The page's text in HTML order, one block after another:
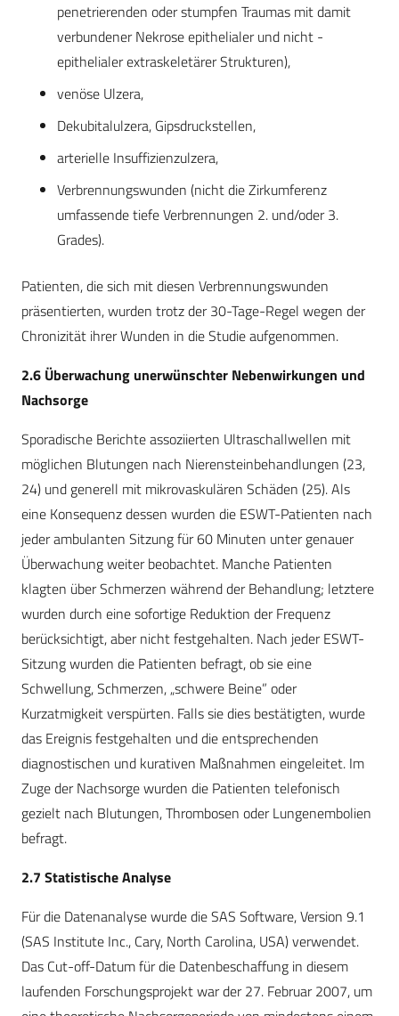
penetrierenden oder stumpfen Traumas mit damit
verbundener Nekrose epithelialer und nicht -
epithelialer extraskeletärer Strukturen),
venöse Ulzera,
Dekubitalulzera, Gipsdruckstellen,
arterielle Insuffizienzulzera,
Verbrennungswunden (nicht die Zirkumferenz
umfassende tiefe Verbrennungen 2. und/oder 3.
Grades).
Patienten, die sich mit diesen Verbrennungswunden
präsentierten, wurden trotz der 30-Tage-Regel wegen der
Chronizität ihrer Wunden in die Studie aufgenommen.
2.6 Überwachung unerwünschter Nebenwirkungen und
Nachsorge
Sporadische Berichte assoziierten Ultraschallwellen mit
möglichen Blutungen nach Nierensteinbehandlungen (23,
24) und generell mit mikrovaskulären Schäden (25). Als
eine Konsequenz dessen wurden die ESWT-Patienten nach
jeder ambulanten Sitzung für 60 Minuten unter genauer
Überwachung weiter beobachtet. Manche Patienten
klagten über Schmerzen während der Behandlung; letztere
wurden durch eine sofortige Reduktion der Frequenz
berücksichtigt, aber nicht festgehalten. Nach jeder ESWT-
Sitzung wurden die Patienten befragt, ob sie eine
Schwellung, Schmerzen, „schwere Beine” oder
Kurzatmigkeit verspürten. Falls sie dies bestätigten, wurde
das Ereignis festgehalten und die entsprechenden
diagnostischen und kurativen Maßnahmen eingeleitet. Im
Zuge der Nachsorge wurden die Patienten telefonisch
gezielt nach Blutungen, Thrombosen oder Lungenembolien
befragt.
2.7 Statistische Analyse
Für die Datenanalyse wurde die SAS Software, Version 9.1
(SAS Institute Inc., Cary, North Carolina, USA) verwendet.
Das Cut-off-Datum für die Datenbeschaffung in diesem
laufenden Forschungsprojekt war der 27. Februar 2007, um